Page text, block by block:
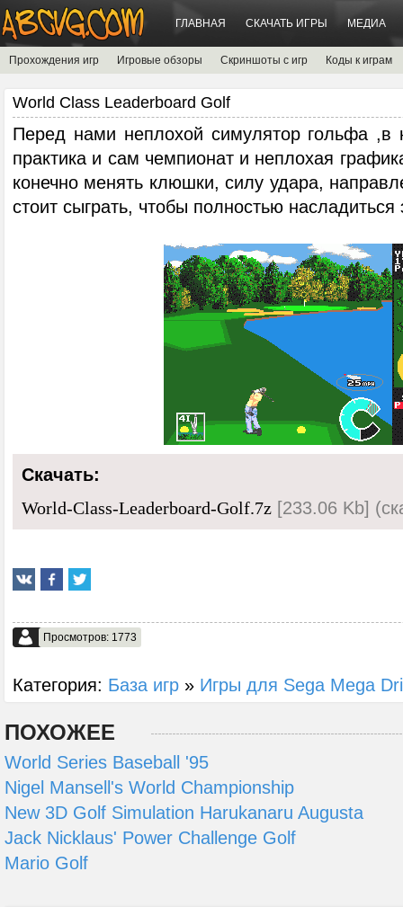
ГЛАВНАЯ СКАЧАТЬ ИГРЫ МЕДИА
Прохождения игр Игровые обзоры Скриншоты с игр Коды к играм
World Class Leaderboard Golf
Перед нами неплохой симулятор гольфа ,в
практика и сам чемпионат и неплохая
конечно менять клюшки, силу удара,
стоит сыграть, чтобы полностью насладиться
Скачать:
World-Class-Leaderboard-Golf.7z [233.06 Kb]
Просмотров: 1773
Категория: База игр » Игры для Sega Mega
ПОХОЖЕЕ
World Series Baseball '95
Nigel Mansell's World Championship
New 3D Golf Simulation Harukanaru Augusta
Jack Nicklaus' Power Challenge Golf
Mario Golf